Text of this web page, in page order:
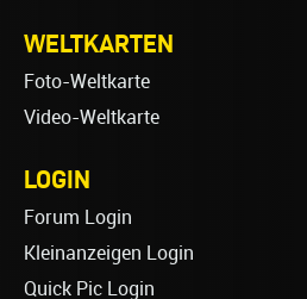
WELTKARTEN
Foto-Weltkarte
Video-Weltkarte
LOGIN
Forum Login
Kleinanzeigen Login
Quick Pic Login